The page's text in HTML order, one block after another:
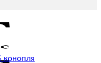
конопля